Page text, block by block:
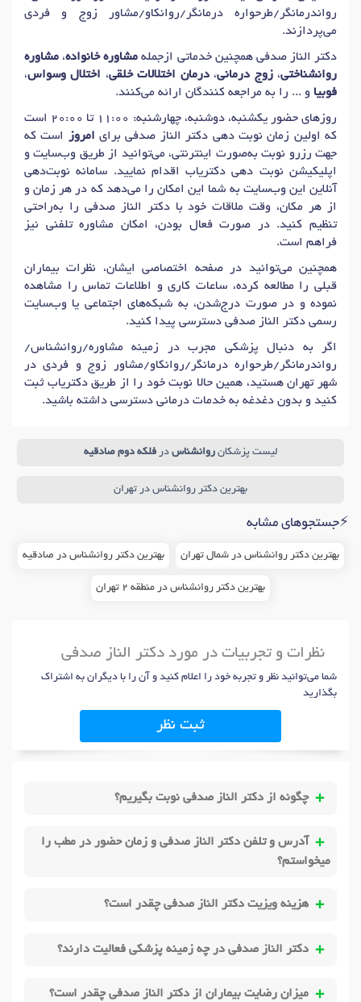
وسواس کندن مو
رواندرمانگر/طرحواره درمانگر/روانکاو/مشاور زوج و فردی
می‌پردازند.
دکتر الناز صدفی همچنین خدماتی ازجمله مشاوره خانواده، مشاوره
روانشناختی،زوج درمانی،درمان اختلالات خلقی، اختلال وسواس،
فوبیا و ... را به مراجعه کنندگان ارائه می‌کنند.
روزهای حضور یکشنبه، دوشنبه، چهارشنبه: 11:00 تا 20:00 است
که اولین زمان نوبت دهی دکتر الناز صدفی برای امروز است که
جهت رزرو نوبت به‌صورت اینترنتی، می‌توانید از طریق وب‌سایت و
اپلیکیشن نوبت دهی دکتریاب اقدام نمایید. سامانه نوبت‌دهی
آنلاین این وب‌سایت به شما این امکان را می‌دهد که در هر زمان و
از هر مکان، وقت ملاقات خود با دکتر الناز صدفی را به‌راحتی
تنظیم کنید. در صورت فعال بودن، امکان مشاوره تلفنی نیز
فراهم است.
همچنین می‌توانید در صفحه اختصاصی ایشان، نظرات بیماران
قبلی را مطالعه کرده، ساعات کاری و اطلاعات تماس را مشاهده
نموده و در صورت درج‌شدن، به شبکه‌های اجتماعی یا وب‌سایت
رسمی دکتر الناز صدفی دسترسی پیدا کنید.
اگر به دنبال پزشکی مجرب در زمینه مشاوره/روانشناس/
رواندرمانگر/طرحواره درمانگر/روانکاو/مشاور زوج و فردی در
شهر تهران هستید، همین حالا نوبت خود را از طریق دکتریاب ثبت
کنید و بدون دغدغه به خدمات درمانی دسترسی داشته باشید.
لیست پزشکانروانشناس درفلکه دوم صادقیه
بهترین دکتر روانشناس در تهران
⚡جستجوهای مشابه
بهترین دکتر روانشناس در شمال تهران بهترین دکتر روانشناس در صادقیه
بهترین دکتر روانشناس در منطقه 2 تهران
نظرات و تجربیات در مورد دکتر الناز صدفی
شما می‌توانید نظر و تجربه خود را اعلام کنید و آن را با دیگران به اشتراک
بگذارید
ثبت نظر
چگونه از دکتر الناز صدفی نوبت بگیریم؟
آدرس و تلفن دکتر الناز صدفی و زمان حضور در مطب را
میخواستم؟
هزینه ویزیت دکتر الناز صدفی چقدر است؟
دکتر الناز صدفی در چه زمینه پزشکی فعالیت دارند؟
میزان رضایت بیماران از دکتر الناز صدفی چقدر است؟